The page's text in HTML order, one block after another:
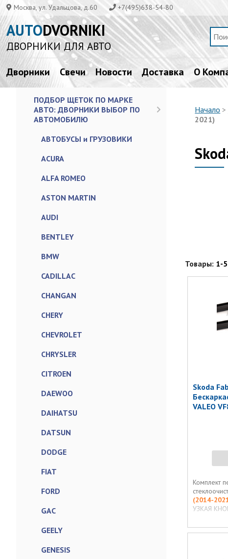
Москва, ул. Удальцова, д.60 +7(495)638-54-80
AUTODVORNIKI
ДВОРНИКИ ДЛЯ АВТО
Дворники Свечи Новости Доставка О
ПОДБОР ЩЕТОК ПО МАРКЕ
АВТО: ДВОРНИКИ ВЫБОР ПО
АВТОМОБИЛЮ
АВТОБУСЫ и ГРУЗОВИКИ
ACURA
ALFA ROMEO
ASTON MARTIN
AUDI
BENTLEY
BMW
CADILLAC
CHANGAN
CHERY
CHEVROLET
CHRYSLER
CITROEN
DAEWOO
DAIHATSU
DATSUN
DODGE
FIAT
FORD
GAC
GEELY
GENESIS
Начало >
2021)
Товары: 1-5
Skoda
VALEO
Комплект
(2014-
УЗКАЯ